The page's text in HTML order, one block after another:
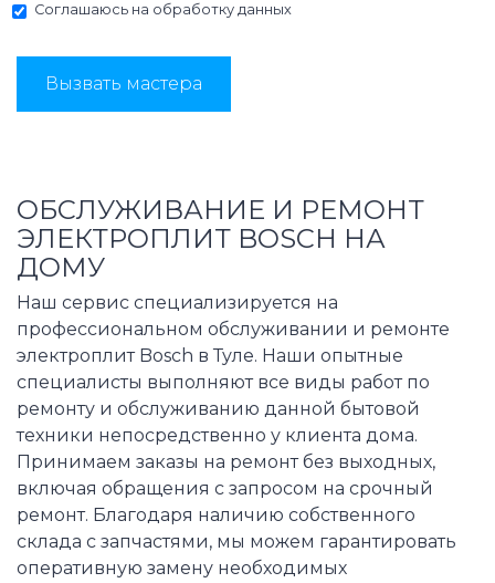
Соглашаюсь на обработку данных
Вызвать мастера
ОБСЛУЖИВАНИЕ И РЕМОНТ
ЭЛЕКТРОПЛИТ BOSCH НА
ДОМУ
Наш сервис специализируется на
профессиональном обслуживании и ремонте
электроплит Bosch в Туле. Наши опытные
специалисты выполняют все виды работ по
ремонту и обслуживанию данной бытовой
техники непосредственно у клиента дома.
Принимаем заказы на ремонт без выходных,
включая обращения с запросом на срочный
ремонт. Благодаря наличию собственного
склада с запчастями, мы можем гарантировать
оперативную замену необходимых